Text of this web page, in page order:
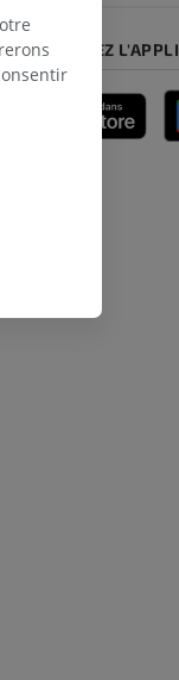
TÉLÉCHARGEZ L'APPLI